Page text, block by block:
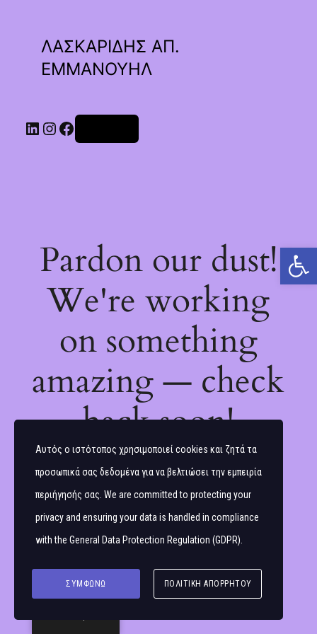
Ανοίξτε τη γραμμή εργαλείων
ΛΑΣΚΑΡΙΔΗΣ ΑΠ.
ΕΜΜΑΝΟΥΗΛ
Linkedin
Instagram
Facebook
Pardon our dust!
We're working
on something
amazing — check
back soon!
Αυτός ο ιστότοπος χρησιμοποιεί cookies και ζητά τα
προσωπικά σας δεδομένα για να βελτιώσει την εμπειρία
περιήγησής σας. We are committed to protecting your
privacy and ensuring your data is handled in compliance
with the General Data Protection Regulation (GDPR)
ΣΥΜΦΩΝΏ ΠΟΛΙΤΙΚΉ ΑΠΟΡΡΉΤΟΥ